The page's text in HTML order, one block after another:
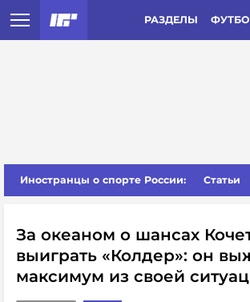
РАЗДЕЛЫ
Иностранцы о спорте России: Статьи
За океаном о шансах
выиграть «Колдер»: он
максимум из своей